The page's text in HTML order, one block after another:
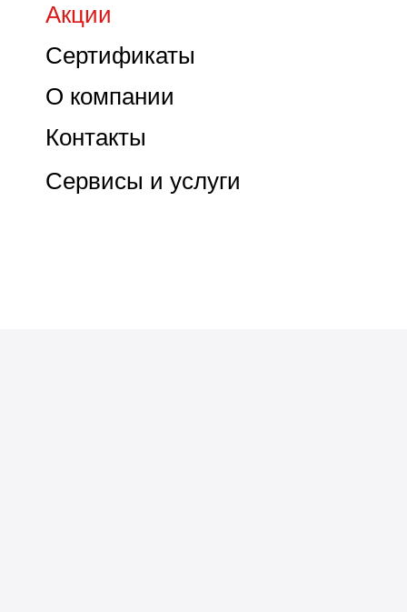
Контакты
О компании
Сертификаты
Акции
Сервисы и услуги